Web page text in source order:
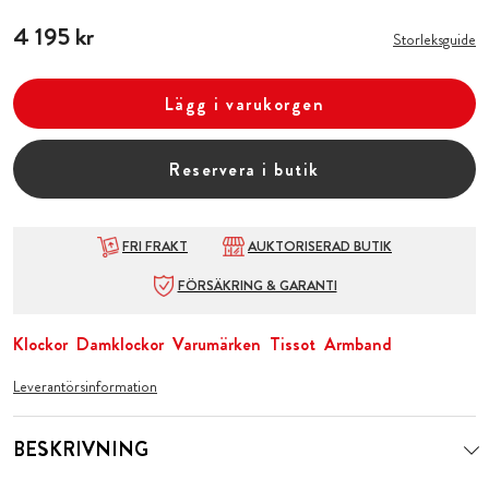
Pris:4 195 kr
4 195 kr Storleksguide
Lägg i varukorgen
Reservera i butik
FRI FRAKT
AUKTORISERAD BUTIK
FÖRSÄKRING & GARANTI
Klockor Damklockor Varumärken Tissot Armband
Leverantörsinformation
BESKRIVNING